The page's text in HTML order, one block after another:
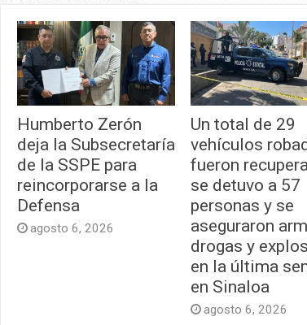
Humberto Zerón
deja la Subsecretaría
de la SSPE para
reincorporarse a la
Defensa
agosto 6, 2026
Un total de 29
vehículos
fueron
se detuvo a 57
personas y se
aseguraron
drogas y
en la última
en Sinaloa
agosto 6, 2026